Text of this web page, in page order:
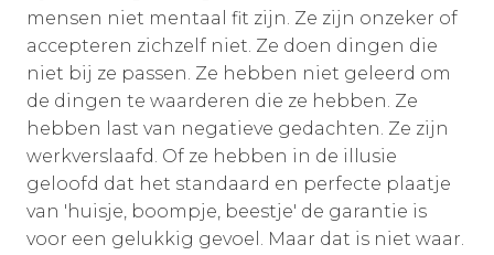
mensen niet mentaal fit zijn. Ze zijn onzeker of
accepteren zichzelf niet. Ze doen dingen die
niet bij ze passen. Ze hebben niet geleerd om
de dingen te waarderen die ze hebben. Ze
hebben last van negatieve gedachten. Ze zijn
werkverslaafd. Of ze hebben in de illusie
geloofd dat het standaard en perfecte plaatje
van 'huisje, boompje, beestje' de garantie is
voor een gelukkig gevoel. Maar dat is niet waar.